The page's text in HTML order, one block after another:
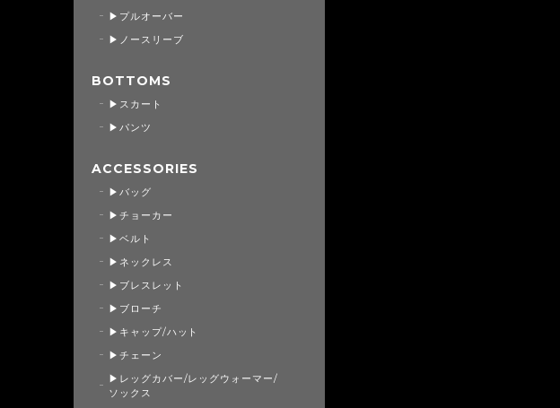
▶プルオーバー
▶ノースリーブ
BOTTOMS
▶スカート
▶パンツ
ACCESSORIES
▶バッグ
▶チョーカー
▶ベルト
▶ネックレス
▶ブレスレット
▶ブローチ
▶キャップ/ハット
▶チェーン
▶レッグカバー/レッグウォーマー/
ソックス